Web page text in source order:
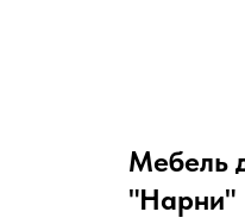
Мебель
"Нарни"